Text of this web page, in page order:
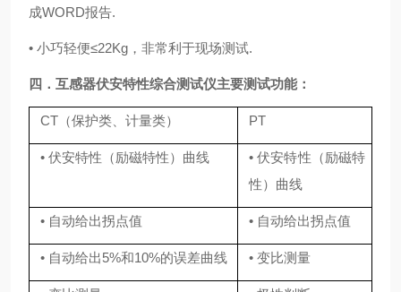
成WORD报告.
• 小巧轻便≤22Kg ，非常利于现场测试.
四． 互感器伏安特性综合测试仪主要测试功能：
CT （保护类、计量类） PT
• 伏安特性（励磁特性）曲线 •伏安特性（励磁特
性）曲线
• 自动给出拐点值 • 自动给出拐点值
• 自动给出5%和10%的误差曲线 • 变比测量